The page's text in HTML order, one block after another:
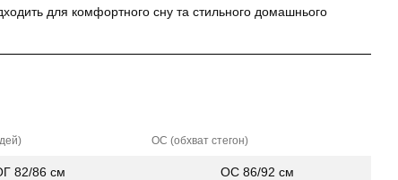
для комфортного сну та стильного домашнього
ОС (обхват стегон)
82/86 см ОС 86/92 см